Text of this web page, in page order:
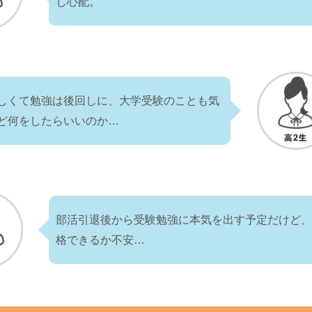
くて勉強は後回しに、大学受験のことも気
何をしたらいいのか…
部活引退後から受験勉強に本気を出す予定だけど
格できるか不安…